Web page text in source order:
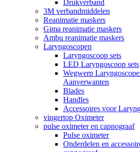
Drukverband
3M verbandmiddelen
Reanimatie maskers
Gima reanimatie maskers
Ambu reanimatie maskers
Laryngoscopen
Laryngoscoop sets
LED Laryngoscoop sets
Wegwerp
Aanverwanten
Blades
Handles
Accessoires voor
vingertop Oximeter
pulse oximeter en capnograaf
Pulse oximeter
Onderdelen en